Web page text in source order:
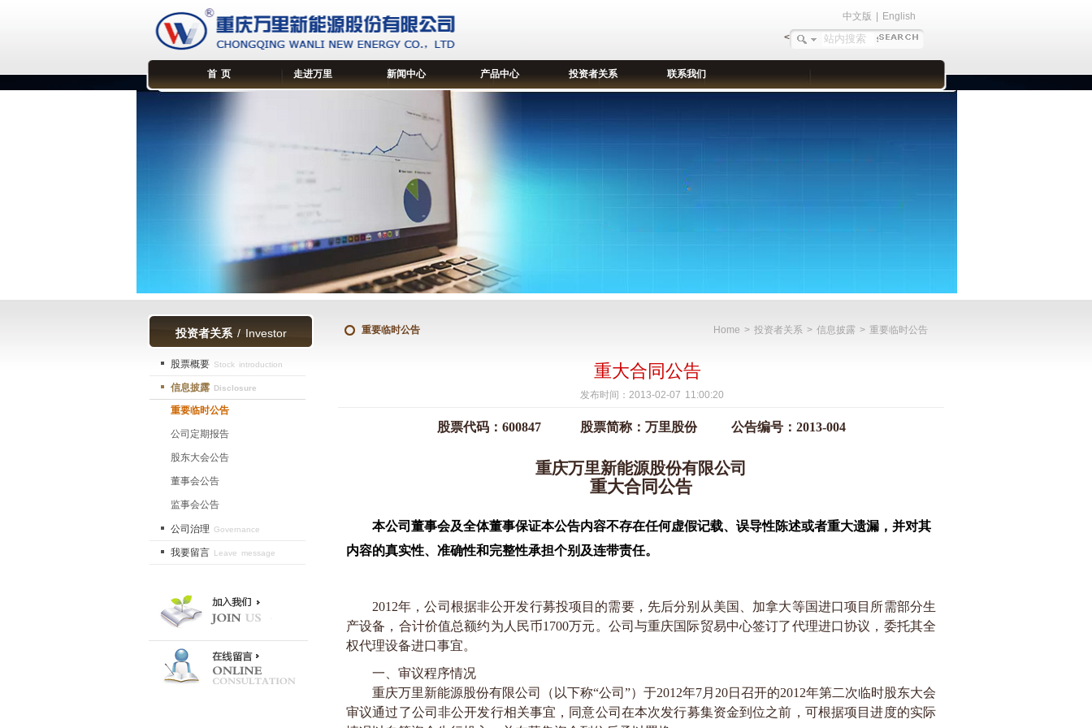
中文版
English
<
首 页 走进万里 新闻中心 产品中心 投资者关系 联系我们
投资者关系/ Investor
股票概要 Stock introduction
信息披露 Disclosure
重要临时公告
公司定期报告
股东大会公告
董事会公告
监事会公告
公司治理 Governance
我要留言 Leave message
重要临时公告 Home > 投资者关系 > 信息披露 > 重要临时公告
重大合同公告
发布时间 ： 2013-02-07 11:00:20
股票代码： 600847 股票简称：万里股份 公告编号： 2013-004
重庆万里新能源股份有限公司
重大合同公告
本公司董事会及全体董事保证本公告内容不存在任何虚假记载、误导性陈述或者重大遗漏，并对其
内容的真实性、准确性和完整性承担个别及连带责任。
2012年，公司根据非公开发行募投项目的需要，先后分别从美国、加拿大等国进口项目所需部分生
产设备，合计价值总额约为人民币1700万元。公司与重庆国际贸易中心签订了代理进口协议，委托其全
权代理设备进口事宜。
一、审议程序情况
重庆万里新能源股份有限公司（以下称“公司”）于2012年7月 20日召开的2012年第二次临时股东大会
审议通过了公司非公开发行相关事宜，同意公司在本次发行募集资金到位之前，可根据项目进度的实际